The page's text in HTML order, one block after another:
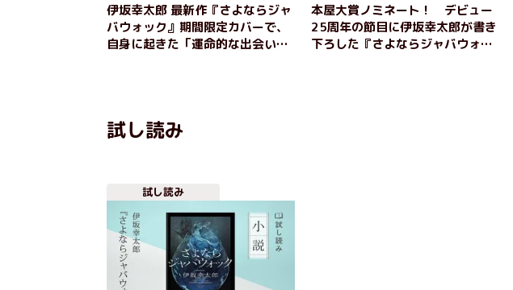
伊坂幸太郎 最新作『さよならジャ
バウォック』期間限定カバーで、
自身に起きた「運命的な出会い」
本屋大賞ノミネート！ デビュー
25周年の節目に伊坂幸太郎が書き
下ろした『さよならジャバウォッ
試し読み
試し読み